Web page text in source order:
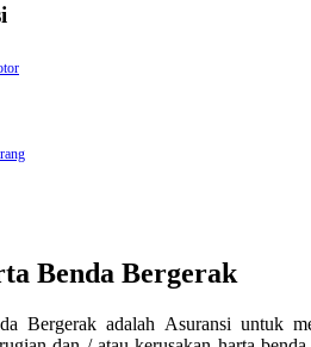
DiriBenda Bergerak
Bergerak adalah Asuransi untuk